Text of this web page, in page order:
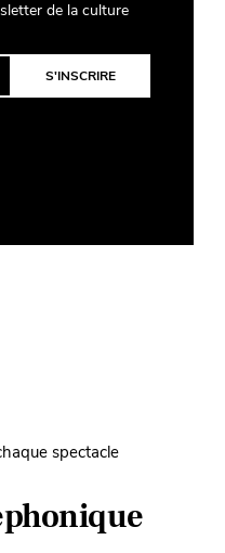
de la culture
spectacle